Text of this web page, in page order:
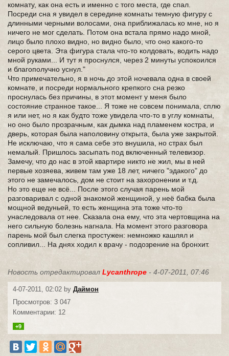
комнату, как она есть и именно с того места, где спал.
Посреди сна я увидел в середине комнаты темную фигуру с
длинными черными волосами, она приближалась ко мне, но я
ничего не мог сделать. Потом она встала прямо надо мной,
лицо было плохо видно, но видно было, что оно какого-то
серого цвета. Эта фигура стала что-то колдовать, водить надо
мной руками... И тут я проснулся, через 2 минуты успокоился
и благополучно уснул."
Что примечательно, я в ночь до этой ночевала одна в своей
комнате, и посреди нормального крепкого сна резко
проснулась без причины, в этот момент у меня было
состояние странное такое... Я тоже не совсем понимала, сплю
я или нет, но я как будто тоже увидела что-то в углу комнаты,
но оно было прозрачным, как дымка над пламенем костра, и
дверь, которая была наполовину открыта, была уже закрытой.
Не исключаю, что я сама себе это внушила, но страх был
немалый. Пришлось засыпать под включенный телевизор.
Замечу, что до нас в этой квартире никто не жил, мы в ней
первые хозяева, живем там уже 18 лет, ничего "эдакого" до
этого не замечалось, дом не стоит на захоронении и т.д.
Но это еще не всё... После этого случая парень мой
разговаривал с одной знакомой женщиной, у неё бабка была
мощной ведуньей, то есть женщина эта тоже что-то
унаследовала от нее. Сказала она ему, что эта чертовщина на
него сильную болезнь нагнала. На момент этого разговора
парень мой был слегка простужен: немножко кашлял и
сопливил... На днях ходил к врачу - подозрение на бронхит.
Новость отредактировал Lycanthrope - 4-07-2011, 07:46
4-07-2011, 02:02 by Даймон
Просмотров: 3 047
Комментарии: 12
+9